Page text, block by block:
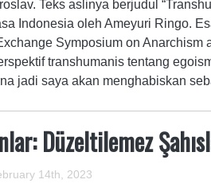
Teks aslinya berjudul
Indonesia oleh Ameyuri Ringo.
Symposium on Anarchism
transhumanis tentang
jadi saya akan menghabiskan
Düzeltilemez
14th, 2023